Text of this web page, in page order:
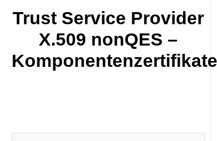
Trust Service Provider
X.509 nonQES –
Komponentenzertifikate